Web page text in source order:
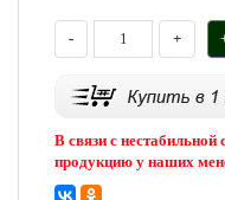
- +
В связи с
продукцию у наших